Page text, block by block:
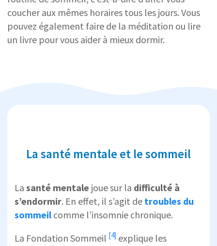
coucher aux mêmes horaires tous les jours. Vous
pouvez également faire de la méditation ou lire
un livre pour vous aider à mieux dormir.
La santé mentale et le sommeil
La santé mentale joue sur la difficulté à
s’endormir. En effet, il s’agit de troubles du
sommeil comme l’insomnie chronique.
La Fondation Sommeil [4] explique les